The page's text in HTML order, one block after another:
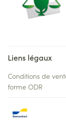
Liens légaux
Conditions de
forme ODR